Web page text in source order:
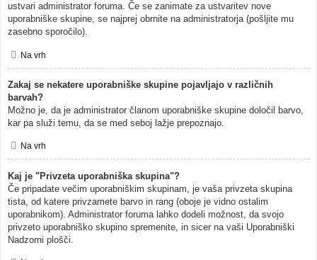
ustvari administrator foruma. Če se zanimate za ustvaritev nove
uporabniške skupine, se najprej obrnite na administratorja (pošljite mu
zasebno sporočilo).
Na vrh
Zakaj se nekatere uporabniške skupine pojavljajo v različnih
barvah?
Možno je, da je administrator članom uporabniške skupine določil barvo,
kar pa služi temu, da se med seboj lažje prepoznajo.
Na vrh
Kaj je "Privzeta uporabniška skupina"?
Če pripadate večim uporabniškim skupinam, je vaša privzeta skupina
tista, od katere privzamete barvo in rang (oboje je vidno ostalim
uporabnikom). Administrator foruma lahko dodeli možnost, da svojo
privzeto uporabniško skupino spremenite, in sicer na vaši Uporabniški
Nadzorni plošči.